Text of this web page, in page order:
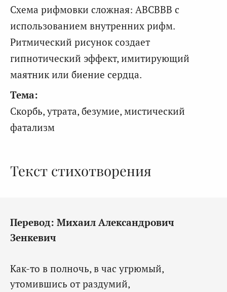
Схема рифмовки сложная: ABCBBB с
использованием внутренних рифм.
Ритмический рисунок создает
гипнотический эффект, имитирующий
маятник или биение сердца.
Тема:
Скорбь, утрата, безумие, мистический
фатализм
Текст стихотворения
Перевод: Михаил Александрович
Зенкевич
Как-то в полночь, в час угрюмый,
утомившись от раздумий,